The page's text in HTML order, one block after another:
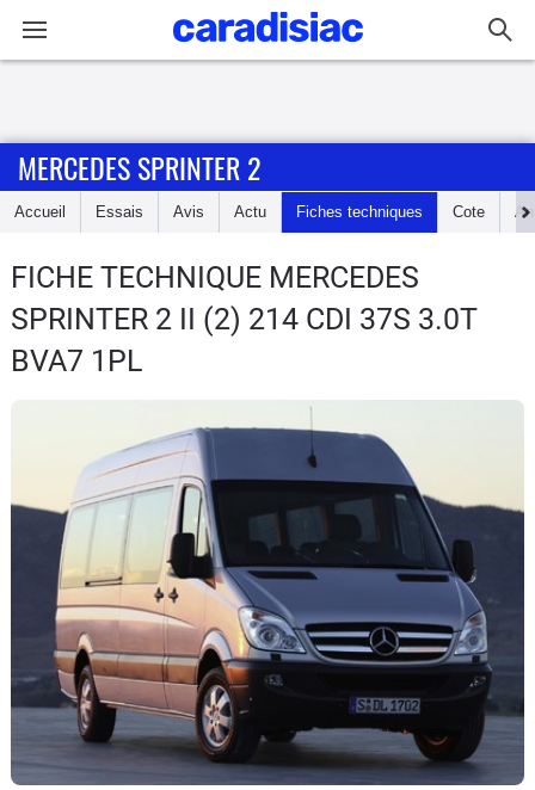
Accueil
Essais
Guide
d'achat
Utilitaires
Flottes
Auto
Services
Forum
Moto
MERCEDES SPRINTER 2
Accueil Essais Avis Actu Fiches techniques Cote
FICHE TECHNIQUE MERCEDES
SPRINTER 2 II (2) 214 CDI 37S 3.0T
BVA7 1PL